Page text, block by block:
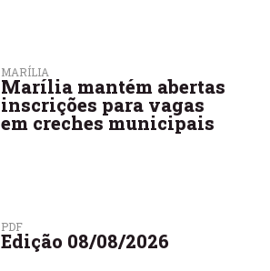
MARÍLIA
Marília mantém abertas
inscrições para vagas
em creches municipais
PDF
Edição 08/08/2026